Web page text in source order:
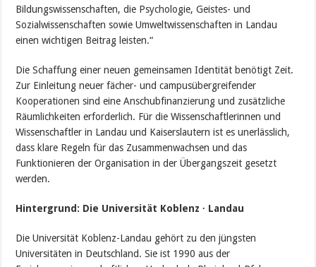
Bildungswissenschaften, die Psychologie, Geistes- und
Sozialwissenschaften sowie Umweltwissenschaften in Landau
einen wichtigen Beitrag leisten.“
Die Schaffung einer neuen gemeinsamen Identität benötigt Zeit.
Zur Einleitung neuer fächer- und campusübergreifender
Kooperationen sind eine Anschubfinanzierung und zusätzliche
Räumlichkeiten erforderlich. Für die Wissenschaftlerinnen und
Wissenschaftler in Landau und Kaiserslautern ist es unerlässlich,
dass klare Regeln für das Zusammenwachsen und das
Funktionieren der Organisation in der Übergangszeit gesetzt
werden.
Hintergrund: Die Universität Koblenz ∙ Landau
Die Universität Koblenz-Landau gehört zu den jüngsten
Universitäten in Deutschland. Sie ist 1990 aus der